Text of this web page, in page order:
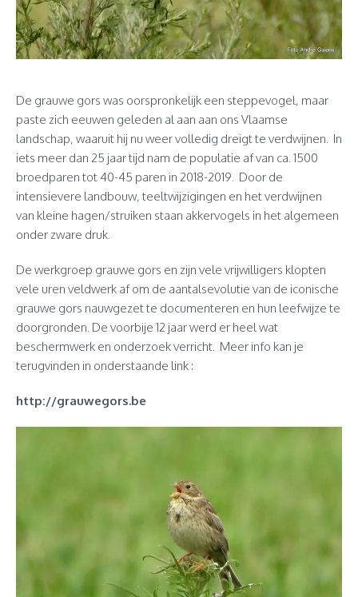
De grauwe gors was oorspronkelijk een steppevogel, maar
paste zich eeuwen geleden al aan aan ons Vlaamse
landschap, waaruit hij nu weer volledig dreigt te verdwijnen. In
iets meer dan 25 jaar tijd nam de populatie af van ca. 1500
broedparen tot 40-45 paren in 2018-2019. Door de
intensievere landbouw, teeltwijzigingen en het verdwijnen
van kleine hagen/struiken staan akkervogels in het algemeen
onder zware druk.
De werkgroep grauwe gors en zijn vele vrijwilligers klopten
vele uren veldwerk af om de aantalsevolutie van de iconische
grauwe gors nauwgezet te documenteren en hun leefwijze te
doorgronden. De voorbije 12 jaar werd er heel wat
beschermwerk en onderzoek verricht. Meer info kan je
terugvinden in onderstaande link :
http://grauwegors.be